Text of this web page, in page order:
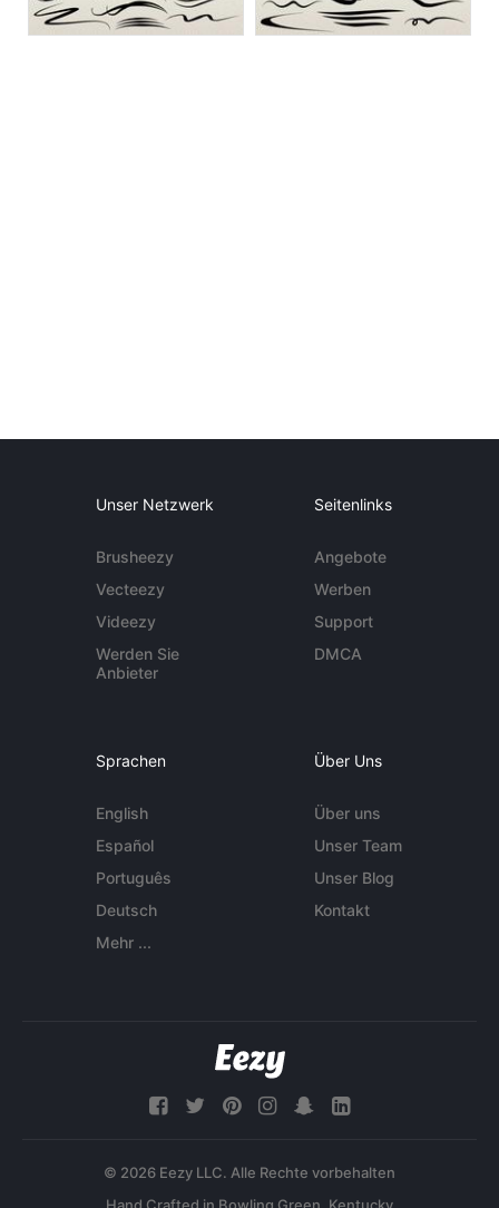
Unser Netzwerk
Brusheezy
Vecteezy
Videezy
Werden Sie
Anbieter
Seitenlinks
Angebote
Werben
Support
DMCA
Sprachen
English
Español
Português
Deutsch
Mehr ...
Über Uns
Über uns
Unser Team
Unser Blog
Kontakt
© 2026 Eezy LLC. Alle Rechte vorbehalten